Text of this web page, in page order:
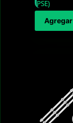
Agregar